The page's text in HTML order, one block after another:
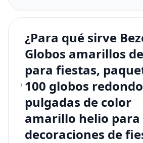
¿Para qué sirve
Globos amarillos
para fiestas,
100 globos
pulgadas de color
amarillo helio para
decoraciones de